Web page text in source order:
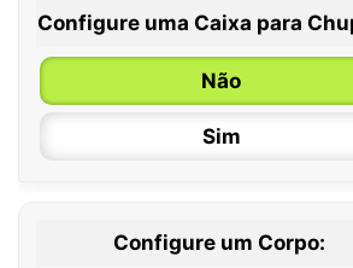
Configure uma Caixa para
Não
Sim
Configure um Corpo: